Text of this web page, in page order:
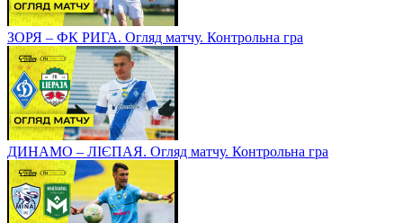
ЗОРЯ – ФК РИГА. Огляд матчу. Контрольна гра
ДИНАМО – ЛІЄПАЯ. Огляд матчу. Контрольна гра